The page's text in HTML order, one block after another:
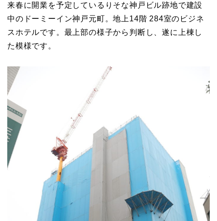
来春に開業を予定しているりそな神戸ビル跡地で建設
中のドーミーイン神戸元町。地上14階 284室のビジネ
スホテルです。最上部の様子から判断し、遂に上棟し
た模様です。